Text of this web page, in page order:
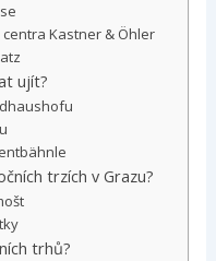
Kastner & Öhler
ujít?
trzích v Grazu?
trhů?